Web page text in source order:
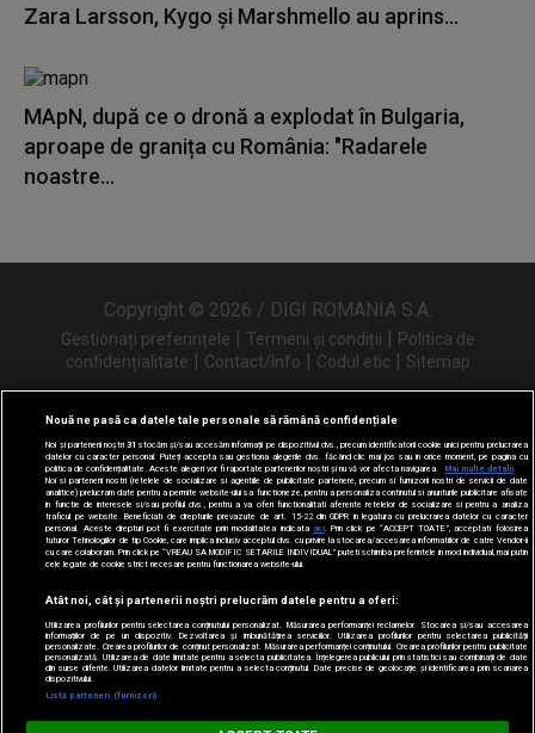
Digi FM
Zara Larsson, Kygo și Marshmello au aprins...
MApN, după ce o dronă a explodat în Bulgaria,
aproape de granița cu România: "Radarele
noastre...
Copyright © 2026 / DIGI ROMANIA S.A.
Gestionați preferințele | Termeni și condiții | Politica de
confidențialitate | Contact/Info | Codul etic | Sitemap
Urmărește-ne și pe
Nouă ne pasă ca datele tale personale să rămână confidențiale
Noi și partenerii noștri31 stocăm și/sau accesăm informații pe dispozitivul dvs., precum identificatorii cookie unici pentru prelucrarea
datelor cu caracter personal. Puteți accepta sau gestiona alegerile dvs. făcând clic mai jos sau în orice moment, pe pagina cu
politica de confidențialitate. Aceste alegeri vor fi raportate partenerilor noștri și nu vă vor afecta navigarea.
Mai multe detalii
Noi si partenerii nostri (retelele de socializare si agentiile de publicitate partenere, precum si furnizorii nostri de servicii de date
analitice) prelucram date pentru a permite website-ului sa functioneze, pentru a personaliza continutul si anunturile publicitare afisate
in functie de interesele si/sau profilul dvs., pentru a va oferi functionalitati aferente retelelor de socializare si pentru a analiza
traficul pe website. Beneficiati de drepturile prevazute de art. 15-22 din GDPR in legatura cu prelucrarea datelor cu caracter
personal. Aceste drepturi pot fi exercitate prin modalitatea indicata aici. Prin click pe “ACCEPT TOATE”, acceptati folosirea
tuturor Tehnologiilor de tip Cookie, care implica inclusiv acceptul dvs. cu privire la stocarea/accesarea informatiilor de catre Vendor-ii
cu care colaboram. Prin click pe “VREAU SA MODIFIC SETARILE INDIVIDUAL” puteti schimba preferintele in mod individual, mai putin
cele legate de cookie strict necesare pentru functionarea website-ului.
Atât noi, cât și partenerii noștri prelucrăm datele pentru a oferi:
Utilizarea profilurilor pentru selectarea conținutului personalizat. Măsurarea performanței reclamelor. Stocarea și/sau accesarea
informațiilor de pe un dispozitiv. Dezvoltarea și îmbunătățirea serviciilor. Utilizarea profilurilor pentru selectarea publicității
personalizate. Crearea profilurilor de conținut personalizat. Măsurarea performanței conținutului. Crearea profilurilor pentru publicitate
personalizată. Utilizarea de date limitate pentru a selecta publicitatea. Înțelegerea publicului prin statistici sau combinații de date
din surse diferite. Utilizarea datelor limitate pentru a selecta conținutul. Date precise de geolocație și identificarea prin scanarea
dispozitivului.
Listă parteneri (furnizori)